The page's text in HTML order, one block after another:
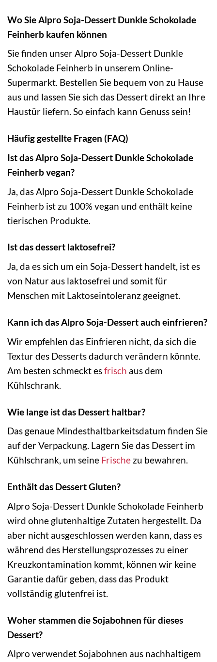
Wo Sie Alpro Soja-Dessert Dunkle Schokolade
Feinherb kaufen können
Sie finden unser Alpro Soja-Dessert Dunkle
Schokolade Feinherb in unserem Online-
Supermarkt. Bestellen Sie bequem von zu Hause
aus und lassen Sie sich das Dessert direkt an Ihre
Haustür liefern. So einfach kann Genuss sein!
Häufig gestellte Fragen (FAQ)
Ist das Alpro Soja-Dessert Dunkle Schokolade
Feinherb vegan?
Ja, das Alpro Soja-Dessert Dunkle Schokolade
Feinherb ist zu 100% vegan und enthält keine
tierischen Produkte.
Ist das dessert laktosefrei?
Ja, da es sich um ein Soja-Dessert handelt, ist es
von Natur aus laktosefrei und somit für
Menschen mit Laktoseintoleranz geeignet.
Kann ich das Alpro Soja-Dessert auch einfrieren?
Wir empfehlen das Einfrieren nicht, da sich die
Textur des Desserts dadurch verändern könnte.
Am besten schmeckt esfrisch aus dem
Kühlschrank.
Wie lange ist das Dessert haltbar?
Das genaue Mindesthaltbarkeitsdatum finden Sie
auf der Verpackung. Lagern Sie das Dessert im
Kühlschrank, um seine Frische zu bewahren.
Enthält das Dessert Gluten?
Alpro Soja-Dessert Dunkle Schokolade Feinherb
wird ohne glutenhaltige Zutaten hergestellt. Da
aber nicht ausgeschlossen werden kann, dass es
während des Herstellungsprozesses zu einer
Kreuzkontamination kommt, können wir keine
Garantie dafür geben, dass das Produkt
vollständig glutenfrei ist.
Woher stammen die Sojabohnen für dieses
Dessert?
Alpro verwendet Sojabohnen aus nachhaltigem